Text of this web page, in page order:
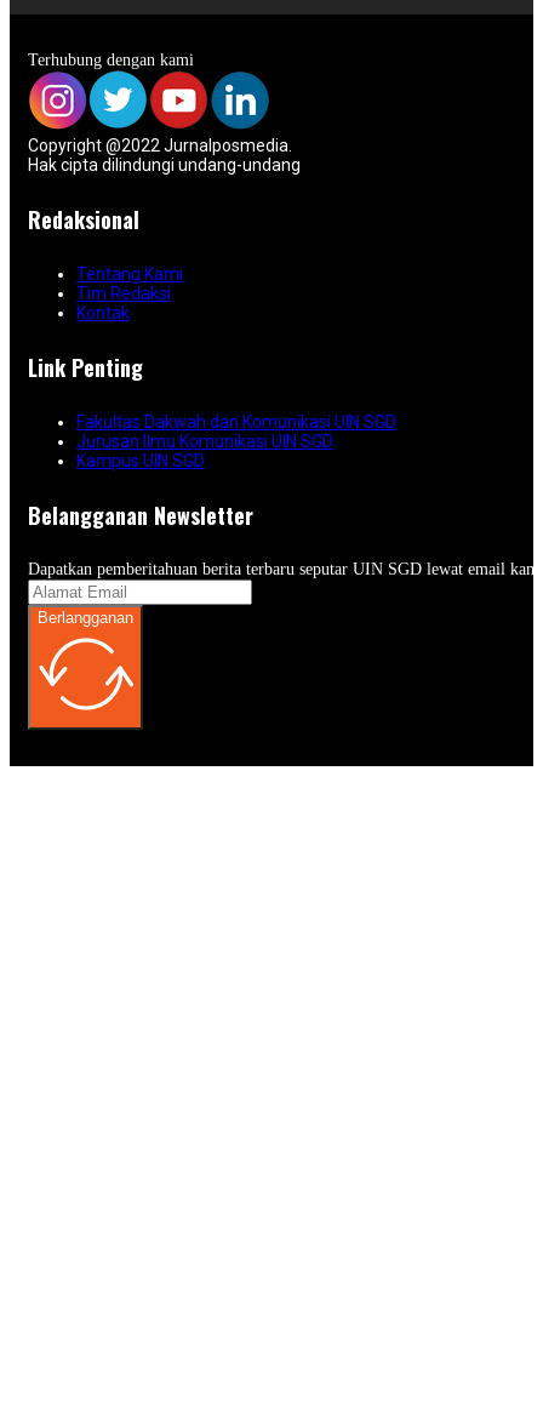
Terhubung dengan kami
Copyright @2022 Jurnalposmedia.
Hak cipta dilindungi undang-undang
Redaksional
Tentang Kami
Tim Redaksi
Kontak
Link Penting
Fakultas Dakwah dan Komunikasi UIN SGD
Jurusan Ilmu Komunikasi UIN SGD
Kampus UIN SGD
Belangganan Newsletter
Dapatkan pemberitahuan berita terbaru seputar UIN SGD lewat email
Berlangganan